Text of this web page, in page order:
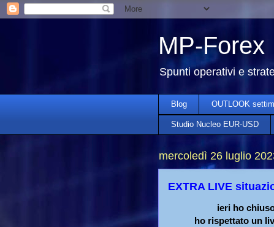
MP-Forex
Spunti operativi e
Blog OUTLOOK
Studio Nucleo EUR-USD
mercoledì 26 luglio
EXTRA LIVE
ieri ho
ho rispettato un